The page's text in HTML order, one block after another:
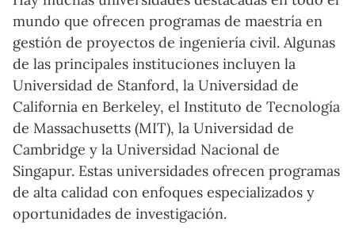
mundo que ofrecen programas de maestría en
gestión de proyectos de ingeniería civil. Algunas
de las principales instituciones incluyen la
Universidad de Stanford, la Universidad de
California en Berkeley, el Instituto de Tecnología
de Massachusetts (MIT), la Universidad de
Cambridge y la Universidad Nacional de
Singapur. Estas universidades ofrecen programas
de alta calidad con enfoques especializados y
oportunidades de investigación.